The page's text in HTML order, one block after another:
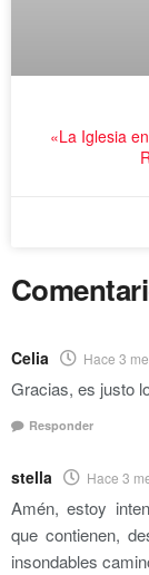
«La Iglesia
Celia Hace 3
Gracias, es justo
Responder
stella Hace 3
Amén, estoy
que contienen,
insondables